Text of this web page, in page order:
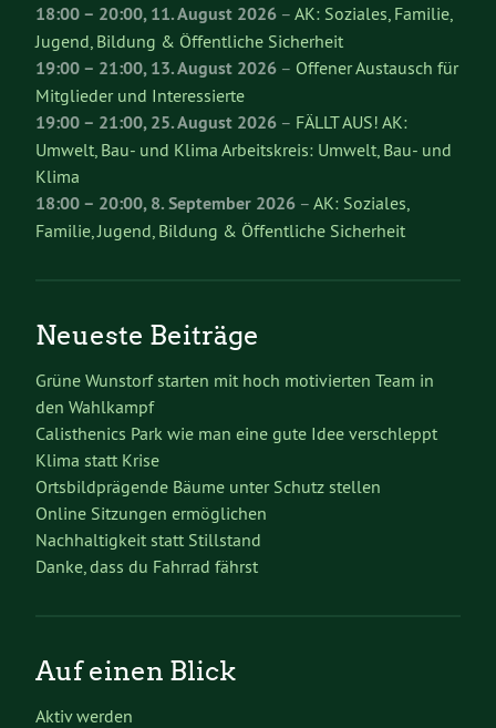
18:00– 20:00,11. August 2026 – AK: Soziales, Familie,
Jugend, Bildung & Öffentliche Sicherheit
19:00– 21:00,13. August 2026 – Offener Austausch für
Mitglieder und Interessierte
19:00– 21:00,25. August 2026 – FÄLLT AUS! AK:
Umwelt, Bau- und Klima Arbeitskreis: Umwelt, Bau- und
Klima
18:00– 20:00,8. September 2026 – AK: Soziales,
Familie, Jugend, Bildung & Öffentliche Sicherheit
Neueste Beiträge
Grüne Wunstorf starten mit hoch motivierten Team in
den Wahlkampf
Calisthenics Park wie man eine gute Idee verschleppt
Klima statt Krise
Ortsbildprägende Bäume unter Schutz stellen
Online Sitzungen ermöglichen
Nachhaltigkeit statt Stillstand
Danke, dass du Fahrrad fährst
Auf einen Blick
Aktiv werden